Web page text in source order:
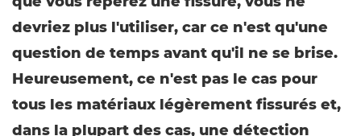
devriez plus l'utiliser, car ce n'est qu'une
question de temps avant qu'il ne se brise.
Heureusement, ce n'est pas le cas pour
tous les matériaux légèrement fissurés et,
dans la plupart des cas, une détection